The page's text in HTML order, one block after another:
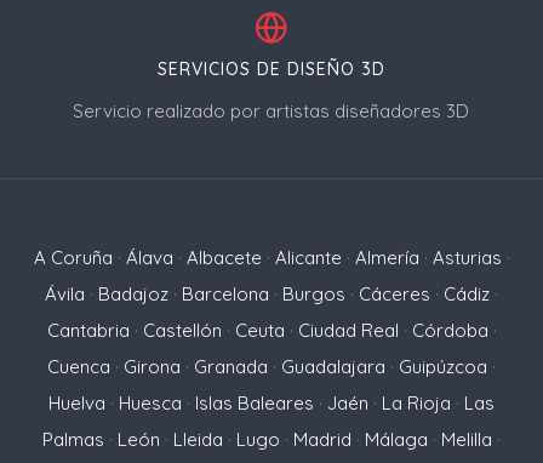
SERVICIOS DE DISEÑO 3D
Servicio realizado por artistas diseñadores 3D
A Coruña · Álava · Albacete · Alicante · Almería · Asturias ·
Ávila · Badajoz · Barcelona · Burgos · Cáceres · Cádiz ·
Cantabria · Castellón · Ceuta · Ciudad Real · Córdoba ·
Cuenca · Girona · Granada · Guadalajara · Guipúzcoa ·
Huelva · Huesca · Islas Baleares · Jaén · La Rioja · Las
Palmas · León · Lleida · Lugo · Madrid · Málaga · Melilla ·